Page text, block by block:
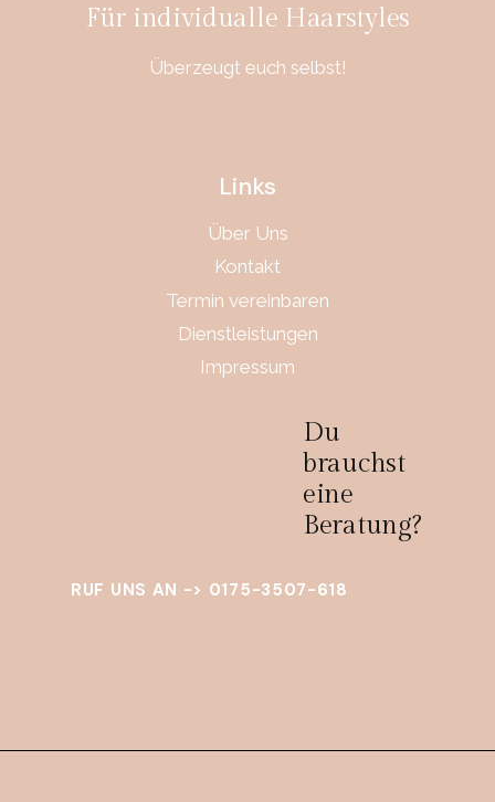
Für individualle Haarstyles
Überzeugt euch selbst!
Links
Über Uns
Kontakt
Termin vereinbaren
Dienstleistungen
Impressum
Du
brauchst
eine
Beratung?